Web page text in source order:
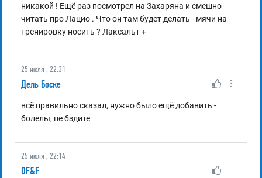
никакой ! Ещё раз посмотрел на Захаряна и смешно
читать про Лацио . Что он там будет делать - мячи на
тренировку носить ? Лаксальт +
25 июля , 22:31
Дель Боске 3
всё правильно сказал, нужно было ещё добавить -
болелы, не бздите
25 июля , 22:14
DF&F